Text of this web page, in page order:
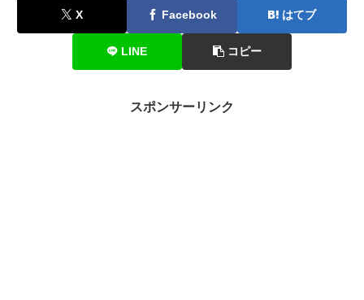
X Facebook はてブ
LINE コピー
スポンサーリンク